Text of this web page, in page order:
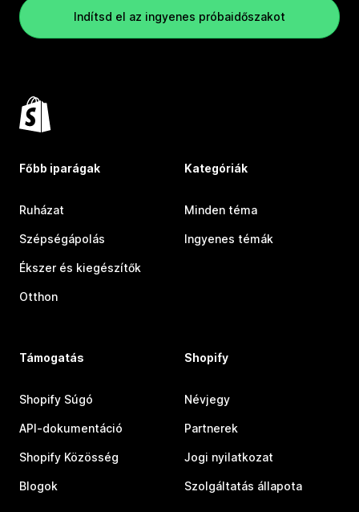
Indítsd el az ingyenes próbaidőszakot
Főbb iparágak
Ruházat
Szépségápolás
Ékszer és kiegészítők
Otthon
Kategóriák
Minden téma
Ingyenes témák
Támogatás
Shopify Súgó
API-dokumentáció
Shopify Közösség
Blogok
Shopify
Névjegy
Partnerek
Jogi nyilatkozat
Szolgáltatás állapota